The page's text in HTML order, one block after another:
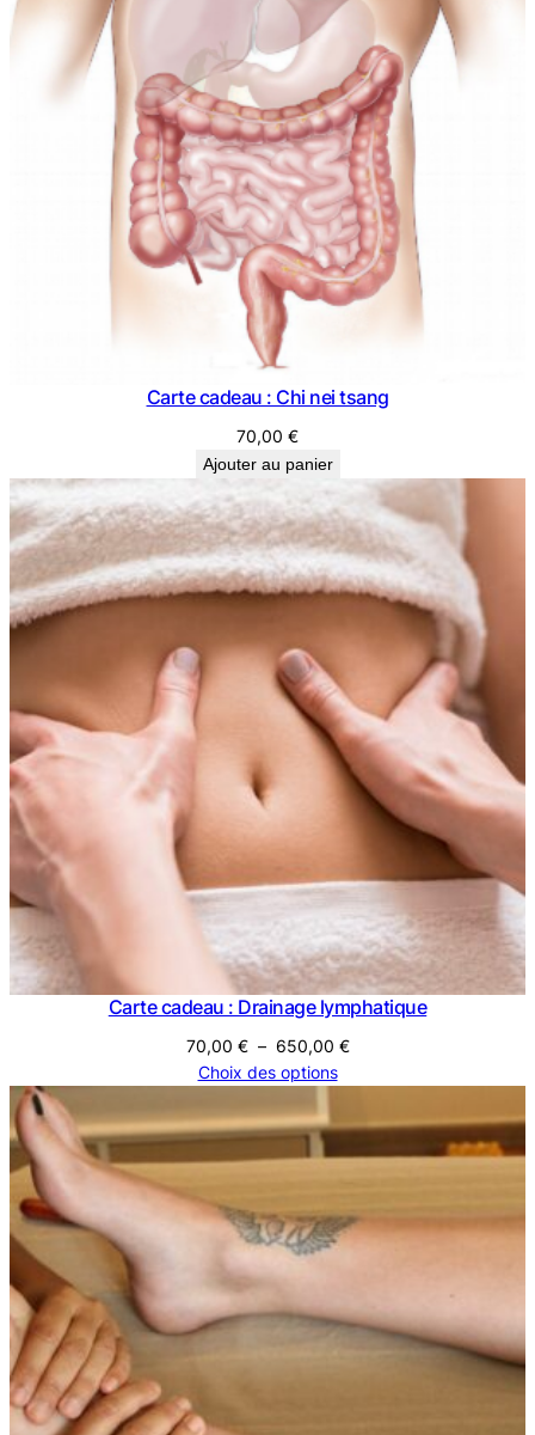
Carte cadeau : Chi nei tsang
70,00 €
Ajouter au panier
Carte cadeau : Drainage lymphatique
70,00 € – 650,00 €Plage
70,00 €
Choix des options